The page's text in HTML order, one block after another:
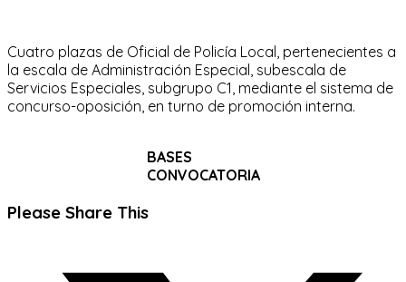
Cuatro plazas de Oficial de Policía Local, pertenecientes a
la escala de Administración Especial, subescala de
Servicios Especiales, subgrupo C1, mediante el sistema de
concurso-oposición, en turno de promoción interna.
BASES
CONVOCATORIA
Please Share ThisCompartir